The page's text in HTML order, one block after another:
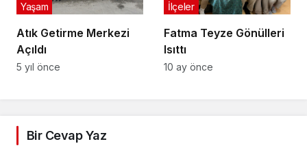
Atık Getirme Merkezi
Açıldı
Yaşam
5 yıl önce
Fatma Teyze Gönülleri
Isıttı
İlçeler
10 ay önce
Bir Cevap Yaz